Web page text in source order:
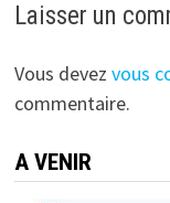
Laisser un
Vous devez vous
commentaire.
A VENIR